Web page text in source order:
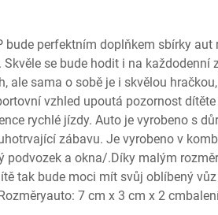
bude perfektním doplňkem sbírky aut
se bude hodit i na každodenní
ale sama o sobě je i skvělou
vzhled upoutá pozornost
rychlé jízdy. Auto je vyrobeno s
zábavu. Je vyrobeno v
podvozek a okna/.Díky malým
tak bude moci mít svůj oblíbený
7 cm x 3 cm x 2